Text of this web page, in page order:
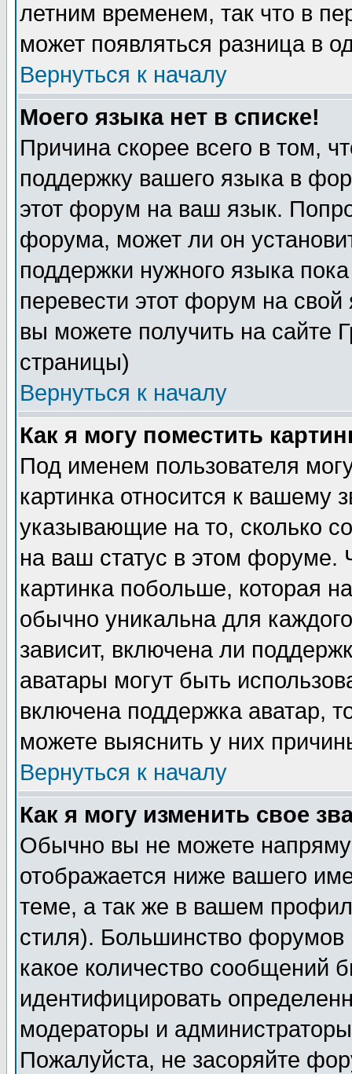
летним временем, так что в
может появляться разница в
Вернуться к началу
Моего языка нет в списке!
Причина скорее всего в том,
поддержку вашего языка в
этот форум на ваш язык.
форума, может ли он
поддержки нужного языка
перевести этот форум на
вы можете получить на сайте
страницы)
Вернуться к началу
Как я могу поместить
Под именем пользователя
картинка относится к вашему
указывающие на то, сколько
на ваш статус в этом форуме.
картинка побольше, которая
обычно уникальна для
зависит, включена ли
аватары могут быть
включена поддержка аватар,
можете выяснить у них
Вернуться к началу
Как я могу изменить свое
Обычно вы не можете
отображается ниже вашего
теме, а так же в вашем
стиля). Большинство форумов
какое количество сообщений
идентифицировать
модераторы и
Пожалуйста, не засоряйте